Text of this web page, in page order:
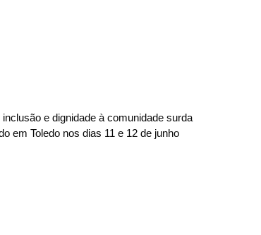
e dignidade à comunidade surda
em Toledo nos dias 11 e 12 de junho